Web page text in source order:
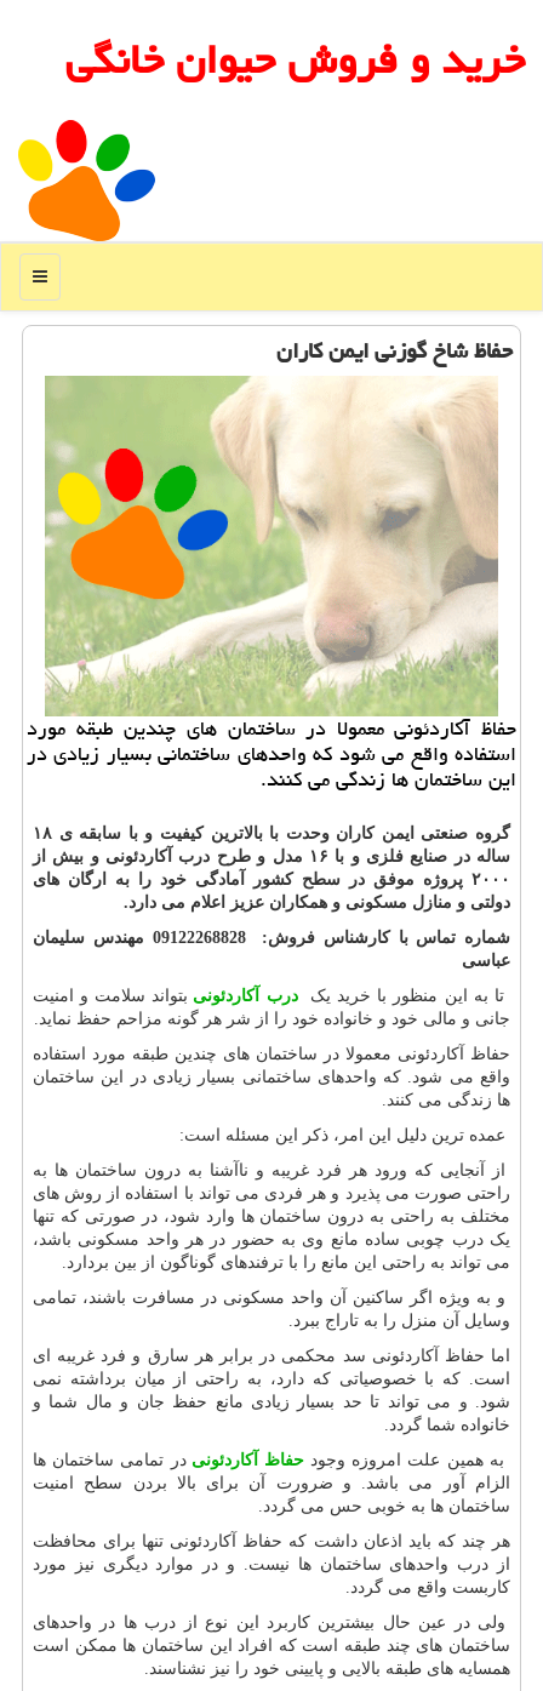
خرید و فروش حیوان خانگی
منو
حفاظ شاخ گوزنی ایمن كاران
حفاظ آكاردئونی معمولا در ساختمان های چندین طبقه مورد
استفاده واقع می شود كه واحدهای ساختمانی بسیار زیادی در
این ساختمان ها زندگی می كنند.
گروه صنعتی ایمن کاران وحدت با بالاترین کیفیت و با سابقه ی ۱۸
ساله در صنایع فلزی و با ۱۶ مدل و طرح درب آکاردئونی و بیش از
۲۰۰۰ پروژه موفق در سطح کشور آمادگی خود را به ارگان های
دولتی و منازل مسکونی و همکاران عزیز اعلام می دارد.
شماره تماس با کارشناس فروش: 09122268828 مهندس سلیمان
عباسی
تا به این منظور با خرید یکدرب آکاردئونی بتواند سلامت و امنیت
جانی و مالی خود و خانواده خود را از شر هر گونه مزاحم حفظ نماید.
حفاظ آکاردئونی معمولا در ساختمان های چندین طبقه مورد استفاده
واقع می شود. که واحدهای ساختمانی بسیار زیادی در این ساختمان
ها زندگی می کنند.
عمده ترین دلیل این امر، ذکر این مسئله است:
از آنجایی که ورود هر فرد غریبه و ناآشنا به درون ساختمان ها به
راحتی صورت می پذیرد و هر فردی می تواند با استفاده از روش های
مختلف به راحتی به درون ساختمان ها وارد شود، در صورتی که تنها
یک درب چوبی ساده مانع وی به حضور در هر واحد مسکونی باشد،
می تواند به راحتی این مانع را با ترفندهای گوناگون از بین بردارد.
و به ویژه اگر ساکنین آن واحد مسکونی در مسافرت باشند، تمامی
وسایل آن منزل را به تاراج ببرد.
اما حفاظ آکاردئونی سد محکمی در برابر هر سارق و فرد غریبه ای
است. که با خصوصیاتی که دارد، به راحتی از میان برداشته نمی
شود. و می تواند تا حد بسیار زیادی مانع حفظ جان و مال شما و
خانواده شما گردد.
به همین علت امروزه وجودحفاظ آکاردئونی در تمامی ساختمان ها
الزام آور می باشد. و ضرورت آن برای بالا بردن سطح امنیت
ساختمان ها به خوبی حس می گردد.
هر چند که باید اذعان داشت که حفاظ آکاردئونی تنها برای محافظت
از درب واحدهای ساختمان ها نیست. و در موارد دیگری نیز مورد
کاربست واقع می گردد.
ولی در عین حال بیشترین کاربرد این نوع از درب ها در واحدهای
ساختمان های چند طبقه است که افراد این ساختمان ها ممکن است
همسایه های طبقه بالایی و پایینی خود را نیز نشناسند.